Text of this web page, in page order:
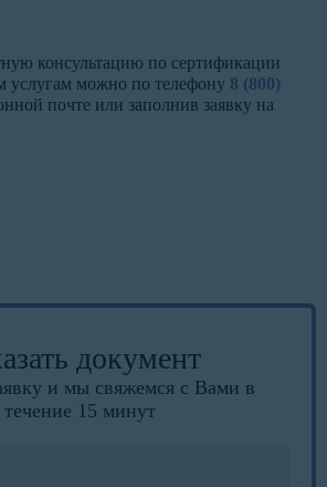
консультацию по сертификации
услугам можно по телефону 8 (800)
почте или заполнив заявку на
документ
и мы свяжемся с Вами в
течение 15 минут